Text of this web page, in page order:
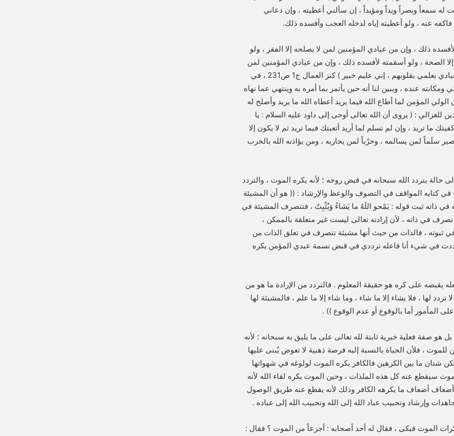
له سمعاً وبصراً ويداً ومؤيداً ، إن سألني أعطيته ، وإن دعاني
عنه ، ولو أعطيته إياه لدخله العجب وأفسده ذلك.
ذلك ، وإن من عبادي المؤمنين لمن لا يصلحه إلا الفقر ، ولو
الصحة ، ولو أسقمته لأفسده ذلك ، وإن من عبادي المؤمنين لمن
لا يصلحه إلا السقم ، ولو أصححته لأفسده ذلك ، وإني أدبر لعبادي بعلمي بقلوبهم ، إني عليم خبير ) كنز العمال ج1 ص231 ، في
عنده ، ويبين لنا أنه حين يأتمر بما أمره به وينتهي عما نهاه
الولي المؤمن لما أطاع الله فيما يريد أعطاه الله ما يريد وأصلح له
للغزالي : ( يروى أن الله تعالى أوحى إلى داود عليه السلام : يا
ما تريد ، وإن لم تسلم لما أريد أتعبتك فيما تريد ثم لا يكون إلا
سلَماً لمن يسالمه ، وحرْباً لمن يحاربه ، ومن يؤاذنه الله بالحرب
يتردد الله سبحانه في قبض روحه ؛ لأنه يكره الموت ، والتردد
كتابه المواقف في التصوف والوعظ والإرشاد : (( هو أن المشيئة
في ذاته ثبت قوله : يَمْحو اللَهُ ما يَشاءُ وَيُثْبِتُ ، فتتصرف المشيئة في
تصرف في ذاته ، لأن إرادته تعالى ليست غير متعلقة بالممكن ،
في ثبوته ، فالذات من حيث أنها مشيئة تتصرف في تعلق الذات من
في شيء أنا فاعله ترددي في قبض نسمة عبدي المؤمن يكره
يقبضه على كره هو حقيقة المعلوم . فالتردد من الإرادة ما هو من
تردد لها ، فلا يشاء إلا ما شاء ، وما شاء إلا ما علم ، فالمشيئة لها
المأمور أما بالوقوع أو عدم الوقوع )) .
هو صفة فعلية خبرية ثابتة لله تعالى على ما يليق به سبحانه ؛ لأنه
، فلأن الحياة بالنسبة إليه فرصة ذهبية لا تعوض يُبنى عليها
شتان ما بين الكرهين فالكافر يكره الموت لولوغه في شهواتها
سيقطع عنه كل هذه الملذات ، وحين الموت يكره لقاء الله لأنه
أضعاف أضعاف ما يكرهه الكافر وذلك لأنه يقطع عنه طريق الوصول
وإرشاد وتحبيب عباد الله إلى الله وتحبيب الله إلى عباده .
الموت فبكى ، فقال له أحد أصحابه : أجزعاً من الموت ؟ فقال :